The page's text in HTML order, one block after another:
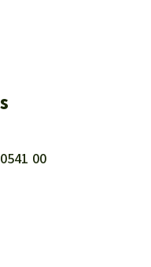
0541 00